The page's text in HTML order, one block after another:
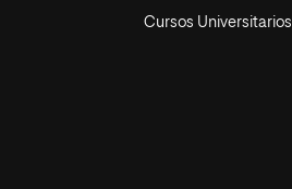
Cursos Universitarios